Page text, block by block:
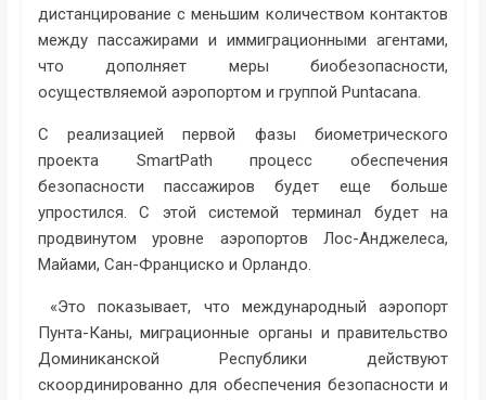
дистанцирование с меньшим количеством контактов
между пассажирами и иммиграционными агентами,
что дополняет меры биобезопасности,
осуществляемой аэропортом и группой Puntacana.
С реализацией первой фазы биометрического
проекта SmartPath процесс обеспечения
безопасности пассажиров будет еще больше
упростился. С этой системой терминал будет на
продвинутом уровне аэропортов Лос-Анджелеса,
Майами, Сан-Франциско и Орландо.
«Это показывает, что международный аэропорт
Пунта-Каны, миграционные органы и правительство
Доминиканской Республики действуют
скоординированно для обеспечения безопасности и